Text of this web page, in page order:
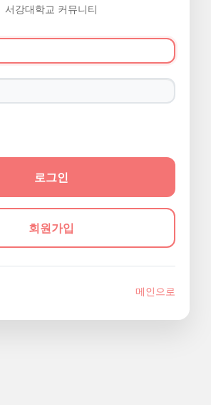
서강대학교 커뮤니티
회원가입
메인으로